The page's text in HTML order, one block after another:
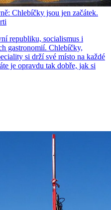
Chlebíčky jsou jen začátek.
republiku, socialismus i
gastronomií. Chlebíčky,
si drží své místo na každé
je opravdu tak dobře, jak si